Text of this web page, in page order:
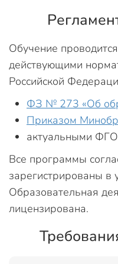
Обучение
действующими
Российской
ФЗ № 273 «Об
Приказом
актуальными
Все программы
зарегистрированы в
Образовательная
лицензирована.